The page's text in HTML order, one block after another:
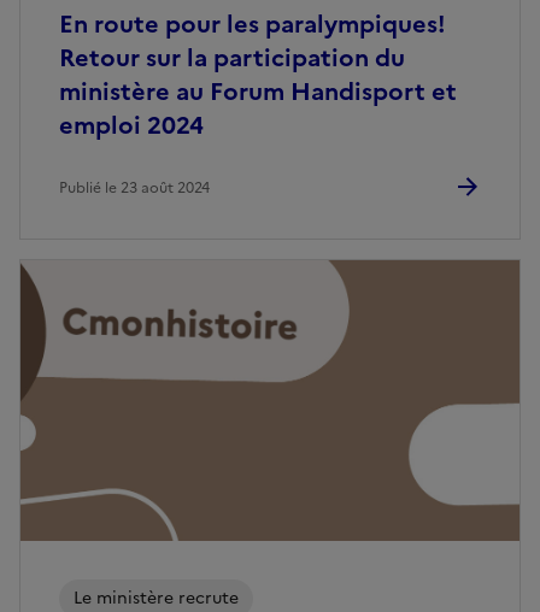
En route pour les paralympiques!
Retour sur la participation du
ministère au Forum Handisport et
emploi 2024
Publié le 23 août 2024
Le ministère recrute
Image